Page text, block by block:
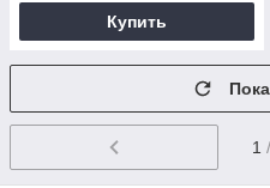
Купить
1